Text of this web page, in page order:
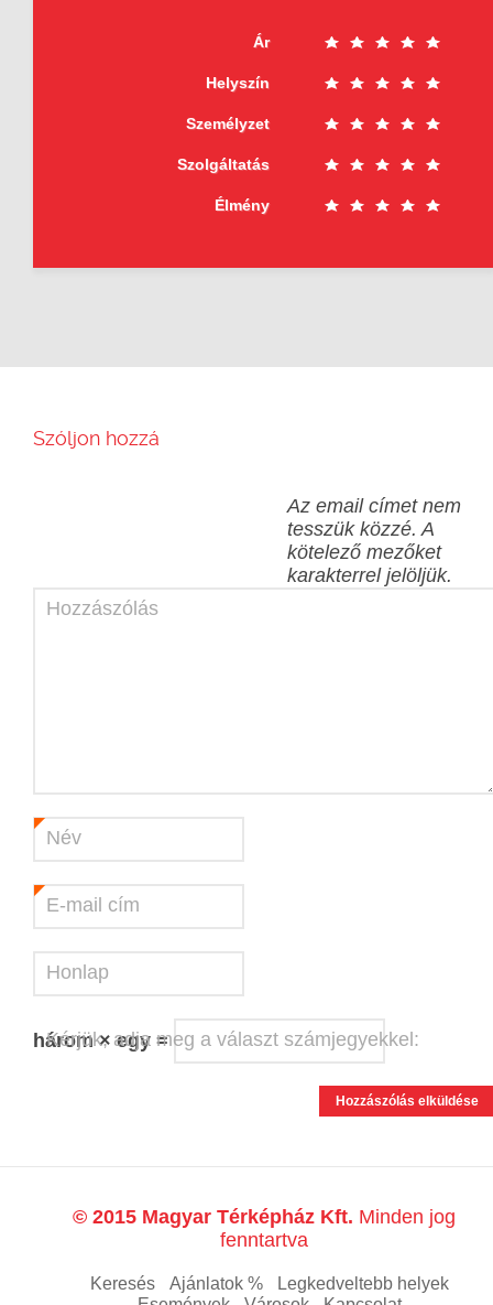
Ár
Helyszín
Személyzet
Szolgáltatás
Élmény
Szóljon hozzá
Az email címet nem
tesszük közzé. A
kötelező mezőket
karakterrel jelöljük.
Hozzászólás
Név
E-mail cím
Honlap
Kérjük, adja meg a választ számjegyekkel:
három × egy =
© 2015 Magyar Térképház Kft. Minden jog
fenntartva
Keresés Ajánlatok %
Legkedveltebb helyek